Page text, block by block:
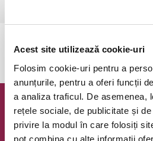
Acest site utilizează cookie-uri
Folosim cookie-uri pentru a
anunțurile, pentru a oferi funcții
a analiza traficul. De asemenea,
rețele sociale, de publicitate și
privire la modul în care folosiți
pot combina cu alte informații
Evenimentul a
Newsletter
Oferte exclusive si o editie